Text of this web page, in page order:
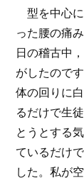
型を中心に
った腰の痛
日の稽古中
がしたので
体の回りに
るだけで生
とうとする
ているだけ
した。私が